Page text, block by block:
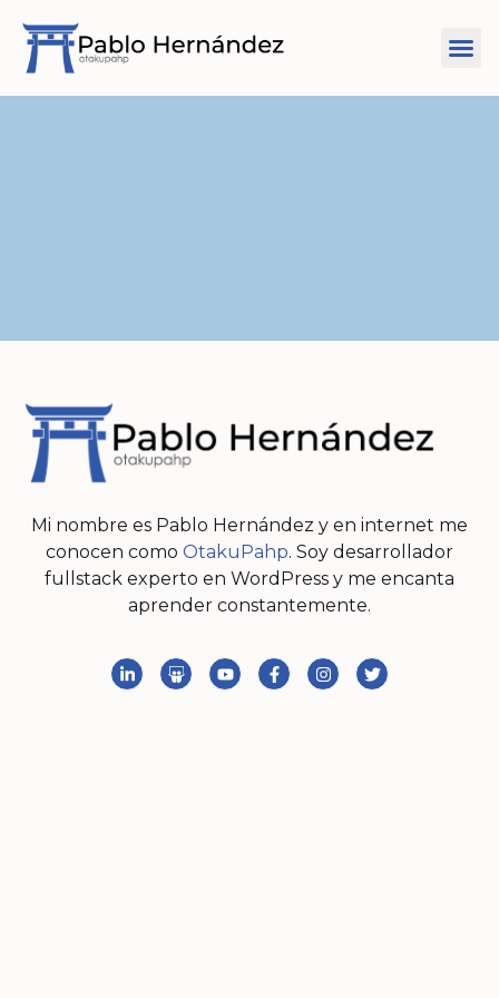
Mi nombre es Pablo Hernández y en internet me
conocen como OtakuPahp. Soy desarrollador
fullstack experto en WordPress y me encanta
aprender constantemente.